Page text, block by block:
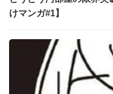
けマンガ#1】